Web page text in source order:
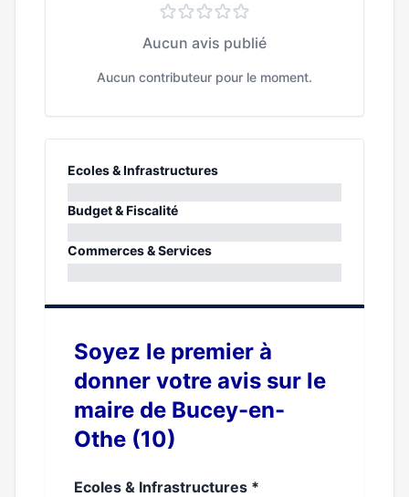
Aucun avis publié
Aucun contributeur pour le moment.
Ecoles & Infrastructures
0%
Budget & Fiscalité
0%
Commerces & Services
Soyez le premier à
donner votre avis sur le
maire de Bucey-en-
Othe (10)
Ecoles & Infrastructures *